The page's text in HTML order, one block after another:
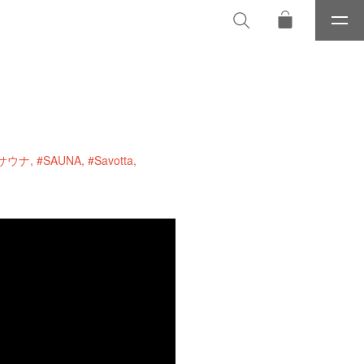
メ
ニ
ウナ #SAUNA #Savotta